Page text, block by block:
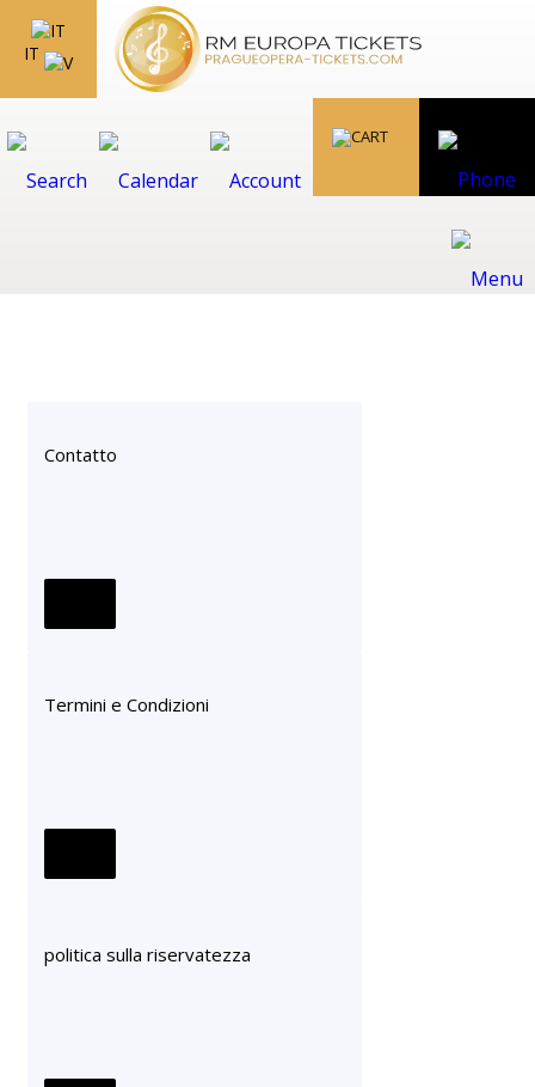
IT
Contatto
Termini e Condizioni
politica sulla riservatezza